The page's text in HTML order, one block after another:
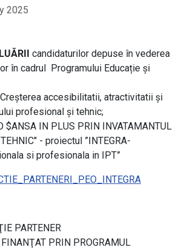
2025
candidaturilor depuse în vederea
în cadrul Programului Educație și
accesibilitatii, atractivitatii și
profesional și tehnic;
$ANSA IN PLUS PRIN INVATAMANTUL
- proiectul ”INTEGRA-
si profesionala in IPT”
PARTENER
PRIN PROGRAMUL